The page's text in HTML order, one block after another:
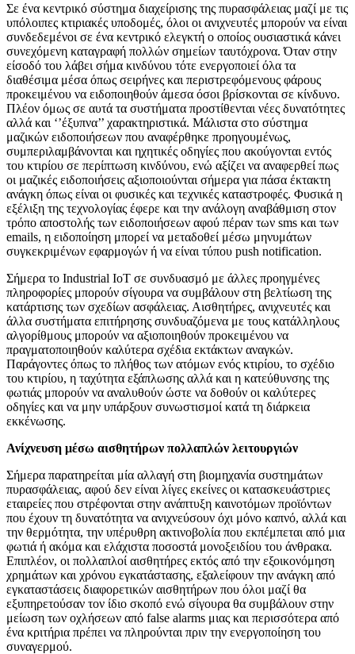
Σε ένα κεντρικό σύστημα διαχείρισης της πυρασφάλειας μαζί με τις
υπόλοιπες κτιριακές υποδομές, όλοι οι ανιχνευτές μπορούν να είναι
συνδεδεμένοι σε ένα κεντρικό ελεγκτή ο οποίος ουσιαστικά κάνει
συνεχόμενη καταγραφή πολλών σημείων ταυτόχρονα. Όταν στην
είσοδό του λάβει σήμα κινδύνου τότε ενεργοποιεί όλα τα
διαθέσιμα μέσα όπως σειρήνες και περιστρεφόμενους φάρους
προκειμένου να ειδοποιηθούν άμεσα όσοι βρίσκονται σε κίνδυνο.
Πλέον όμως σε αυτά τα συστήματα προστίθενται νέες δυνατότητες
αλλά και ‘’έξυπνα’’ χαρακτηριστικά. Μάλιστα στο σύστημα
μαζικών ειδοποιήσεων που αναφέρθηκε προηγουμένως,
συμπεριλαμβάνονται και ηχητικές οδηγίες που ακούγονται εντός
του κτιρίου σε περίπτωση κινδύνου, ενώ αξίζει να αναφερθεί πως
οι μαζικές ειδοποιήσεις αξιοποιούνται σήμερα για πάσα έκτακτη
ανάγκη όπως είναι οι φυσικές και τεχνικές καταστροφές. Φυσικά η
εξέλιξη της τεχνολογίας έφερε και την ανάλογη αναβάθμιση στον
τρόπο αποστολής των ειδοποιήσεων αφού πέραν των sms και των
emails, η ειδοποίηση μπορεί να μεταδοθεί μέσω μηνυμάτων
συγκεκριμένων εφαρμογών ή να είναι τύπου push notification.
Σήμερα το Industrial IoT σε συνδυασμό με άλλες προηγμένες
πληροφορίες μπορούν σίγουρα να συμβάλουν στη βελτίωση της
κατάρτισης των σχεδίων ασφάλειας. Αισθητήρες, ανιχνευτές και
άλλα συστήματα επιτήρησης συνδυαζόμενα με τους κατάλληλους
αλγορίθμους μπορούν να αξιοποιηθούν προκειμένου να
πραγματοποιηθούν καλύτερα σχέδια εκτάκτων αναγκών.
Παράγοντες όπως το πλήθος των ατόμων ενός κτιρίου, το σχέδιο
του κτιρίου, η ταχύτητα εξάπλωσης αλλά και η κατεύθυνσης της
φωτιάς μπορούν να αναλυθούν ώστε να δοθούν οι καλύτερες
οδηγίες και να μην υπάρξουν συνωστισμοί κατά τη διάρκεια
εκκένωσης.
Ανίχνευση μέσω αισθητήρων πολλαπλών λειτουργιών
Σήμερα παρατηρείται μία αλλαγή στη βιομηχανία συστημάτων
πυρασφάλειας, αφού δεν είναι λίγες εκείνες οι κατασκευάστριες
εταιρείες που στρέφονται στην ανάπτυξη καινοτόμων προϊόντων
που έχουν τη δυνατότητα να ανιχνεύσουν όχι μόνο καπνό, αλλά και
την θερμότητα, την υπέρυθρη ακτινοβολία που εκπέμπεται από μια
φωτιά ή ακόμα και ελάχιστα ποσοστά μονοξειδίου του άνθρακα.
Επιπλέον, οι πολλαπλοί αισθητήρες εκτός από την εξοικονόμηση
χρημάτων και χρόνου εγκατάστασης, εξαλείφουν την ανάγκη από
εγκαταστάσεις διαφορετικών αισθητήρων που όλοι μαζί θα
εξυπηρετούσαν τον ίδιο σκοπό ενώ σίγουρα θα συμβάλουν στην
μείωση των οχλήσεων από false alarms μιας και περισσότερα από
ένα κριτήρια πρέπει να πληρούνται πριν την ενεργοποίηση του
συναγερμού.